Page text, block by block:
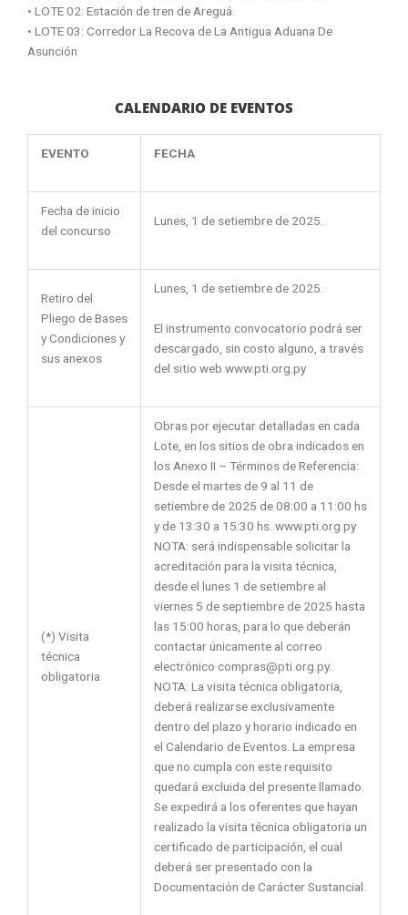
• LOTE 02: Estación de tren de Areguá.
• LOTE 03: Corredor La Recova de La Antigua Aduana De
Asunción
CALENDARIO DE EVENTOS
EVENTO FECHA
Fecha de inicio
del concurso
Lunes, 1 de setiembre de 2025.
Retiro del
Pliego de Bases
y Condiciones y
sus anexos
Lunes, 1 de setiembre de 2025.
El instrumento convocatorio podrá ser
descargado, sin costo alguno, a través
del sitio web www.pti.org.py
(*) Visita
técnica
obligatoria
Obras por ejecutar detalladas en cada
Lote, en los sitios de obra indicados en
los Anexo II – Términos de Referencia:
Desde el martes de 9 al 11 de
setiembre de 2025 de 08:00 a 11:00 hs
y de 13:30 a 15:30 hs. www.pti.org.py
NOTA: será indispensable solicitar la
acreditación para la visita técnica,
desde el lunes 1 de setiembre al
viernes 5 de septiembre de 2025 hasta
las 15:00 horas, para lo que deberán
contactar únicamente al correo
electrónico compras@pti.org.py.
NOTA: La visita técnica obligatoria,
deberá realizarse exclusivamente
dentro del plazo y horario indicado en
el Calendario de Eventos. La empresa
que no cumpla con este requisito
quedará excluida del presente llamado.
Se expedirá a los oferentes que hayan
realizado la visita técnica obligatoria un
certificado de participación, el cual
deberá ser presentado con la
Documentación de Carácter Sustancial.